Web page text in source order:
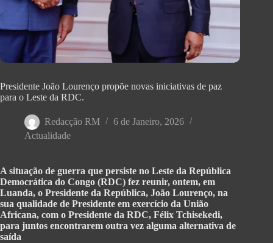
Presidente João Lourenço propõe novas iniciativas de paz
para o Leste da RDC.
Redacção RM
6 de Janeiro, 2026
Actualidade
A situação de guerra que persiste no Leste da República
Democrática do Congo (RDC) fez reunir, ontem, em
Luanda, o Presidente da República, João Lourenço, na
sua qualidade de Presidente em exercício da União
Africana, com o Presidente da RDC, Félix Tchisekedi,
para juntos encontrarem outra vez alguma alternativa de
saída